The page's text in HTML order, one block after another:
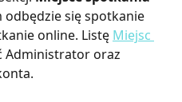
się spotkanie
online. Listę Miejsc
Administrator oraz